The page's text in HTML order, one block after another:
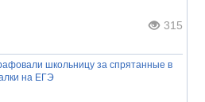
315
школьницу за спрятанные в
на ЕГЭ